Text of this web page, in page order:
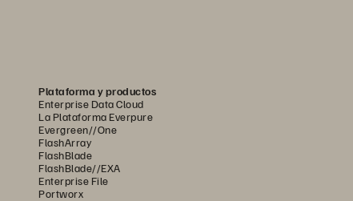
Plataforma y productos
Enterprise Data Cloud
La Plataforma Everpure
Evergreen//One
FlashArray
FlashBlade
FlashBlade//EXA
Enterprise File
Portworx